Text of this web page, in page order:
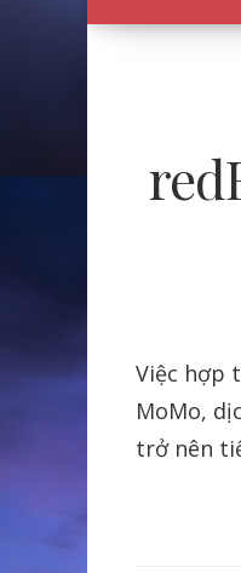
Việc hợp
MoMo,
trở nên